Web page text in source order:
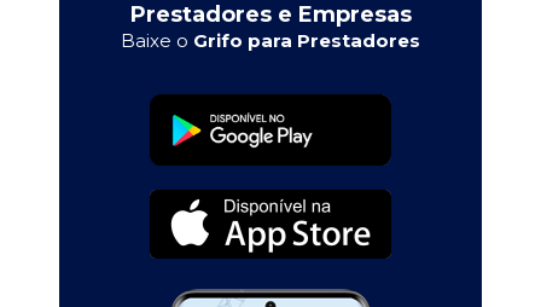
Prestadores e Empresas
Baixe o Grifo para Prestadores